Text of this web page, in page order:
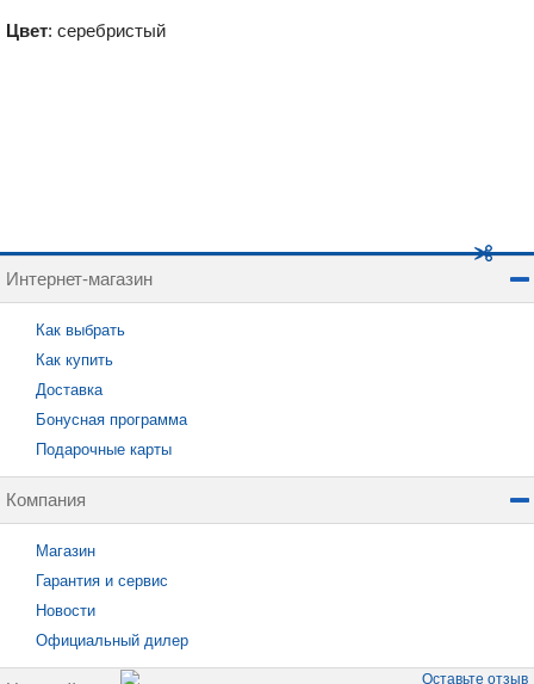
Цвет: серебристый
Интернет-магазин
Как выбрать
Как купить
Доставка
Бонусная программа
Подарочные карты
Компания
Магазин
Гарантия и сервис
Новости
Официальный дилер
Оставьте отзыв